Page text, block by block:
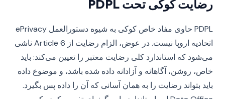
رضایت کوکی تحت PDPL
PDPL حاوی مفاد خاص کوکی به شیوه دستورالعمل ePrivacy
اتحادیه اروپا نیست. در عوض، الزام رضایت از Article 6 ناشی
می‌شود که استاندارد کلی رضایت معتبر را تعیین می‌کند: باید
خاص، روشن، آگاهانه و آزادانه داده شده باشد، و موضوع داده
باید بتواند رضایت را به همان آسانی که آن را داده پس بگیرد.